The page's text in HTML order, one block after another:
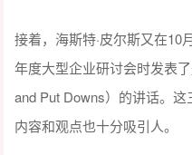
接着，海斯特·皮尔斯又在10
年度大型企业研讨会时发表
and Put Downs）的讲话。
内容和观点也十分吸引人。